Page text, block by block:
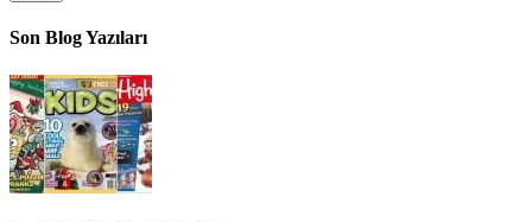
Son Blog Yazıları